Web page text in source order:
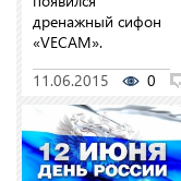
дренажный сифон
«VECAM».
11.06.2015
0